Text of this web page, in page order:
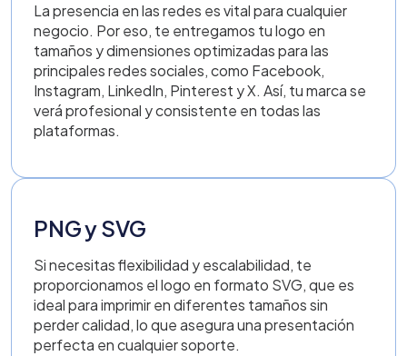
La presencia en las redes es vital para cualquier
negocio. Por eso, te entregamos tu logo en
tamaños y dimensiones optimizadas para las
principales redes sociales, como Facebook,
Instagram, LinkedIn, Pinterest y X. Así, tu marca se
verá profesional y consistente en todas las
plataformas.
PNG y SVG
Si necesitas flexibilidad y escalabilidad, te
proporcionamos el logo en formato SVG, que es
ideal para imprimir en diferentes tamaños sin
perder calidad, lo que asegura una presentación
perfecta en cualquier soporte.